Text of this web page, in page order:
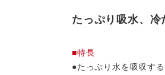
たっぷり吸水、冷
■特長
●たっぷり水を吸収す